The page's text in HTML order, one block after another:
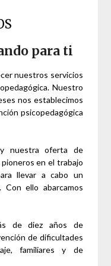
para ti
nuestros servicios
Nuestro
nos establecimos
psicopedagógica
y nuestra oferta de
en el trabajo
llevar a cabo un
ello abarcamos
de diez años de
de dificultades
familiares y de